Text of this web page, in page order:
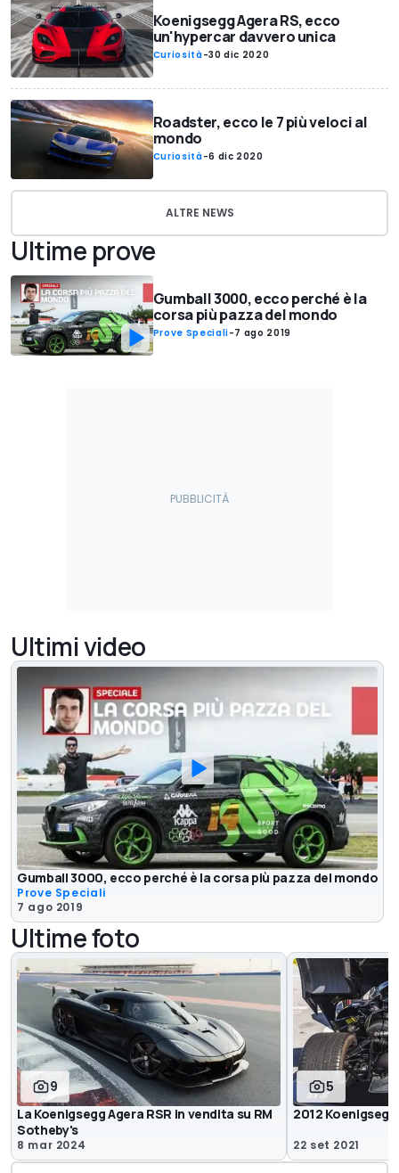
Koenigsegg Agera RS, ecco
un'hypercar davvero unica
Curiosità-30 dic 2020
Roadster, ecco le 7 più veloci al
mondo
Curiosità-6 dic 2020
ALTRE NEWS
Ultime prove
Gumball 3000, ecco perché è la
corsa più pazza del mondo
Prove Speciali-7 ago 2019
Ultimi video
Gumball 3000, ecco perché è la corsa più pazza del mondo
Prove Speciali
7 ago 2019
Ultime foto
9
La Koenigsegg Agera RSR in vendita su RM
Sotheby's
8 mar 2024
5
2012
22 set 2021